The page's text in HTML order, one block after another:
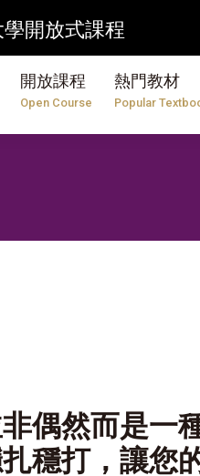
開放式課程
開放課程
Open Course
熱門教材
Popular
非偶然而是
穩打，讓您